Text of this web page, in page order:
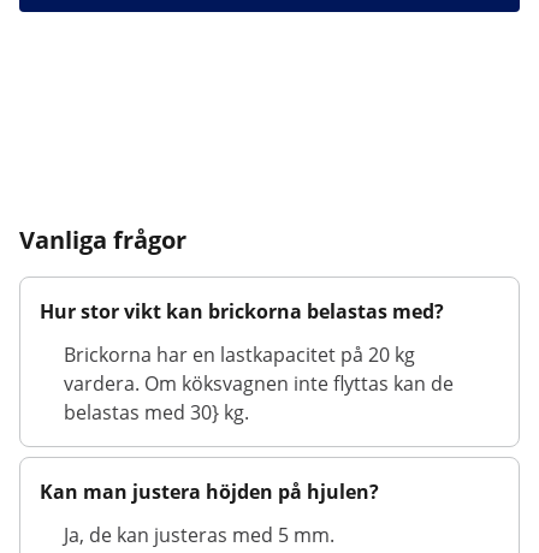
Vanliga frågor
Hur stor vikt kan brickorna belastas med?
Brickorna har en lastkapacitet på 20 kg
vardera. Om köksvagnen inte flyttas kan de
belastas med 30} kg.
Kan man justera höjden på hjulen?
Ja, de kan justeras med 5 mm.